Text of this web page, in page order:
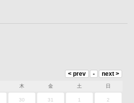
木 金 土 日
30 31 1 2